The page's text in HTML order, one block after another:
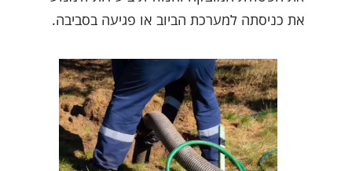
את כניסתה למערכת הביוב או פגיעה בסביבה.